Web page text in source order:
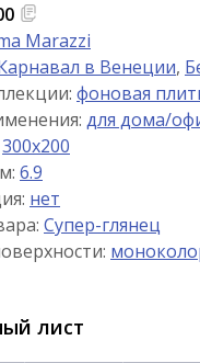
Marazzi
в Венеции,
фоновая
для дома/
300x200
6.9
нет
Супер-глянец
лист